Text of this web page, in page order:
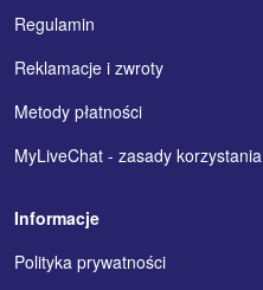
Regulamin
Reklamacje i zwroty
Metody płatności
MyLiveChat - zasady korzystania
Informacje
Polityka prywatności